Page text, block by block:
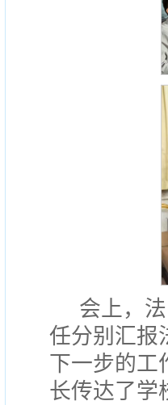
会上，
任分别汇报
下一步的工
长传达了学